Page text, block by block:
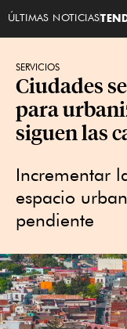
ÚLTIMAS NOTICIAS
SERVICIOS
Ciudades
para
siguen las
Incrementar
espacio
pendiente